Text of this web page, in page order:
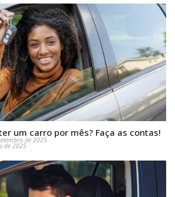
um carro por mês? Faça as contas!
de 2025
de 2025